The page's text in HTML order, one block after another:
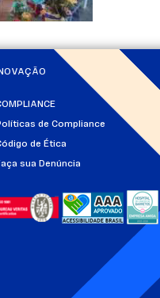
INOVAÇÃO
de Compliance
de Ética
sua Denúncia